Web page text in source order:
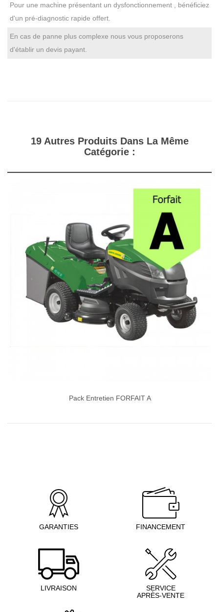
Pour une machine présentant un dysfonctionnement , bénéficiez
d'un pré-diagnostic rapide offert.
En cas de panne plus complexe nous vous proposerons
d'établir un devis payant.
19 Autres Produits Dans La Même
Catégorie :
Pack Entretien FORFAIT A
GARANTIES FINANCEMENT
LIVRAISON
SERVICE
APRÈS-VENTE